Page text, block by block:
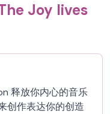
Joy lives
释放你内心的音乐
创作表达你的创造